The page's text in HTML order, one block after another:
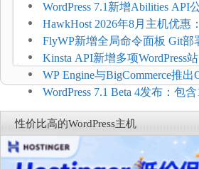
加方法
WordPress 7.1新增Abilities API
持REST API、MCP与AI代理
HawkHost 2026年8月主机优惠
$2.61/月，高性能主机同步折扣
FlyWP新增全局命令面板 Git部
方便
Kinsta API新增多项WordPress
WP Engine与BigCommerce推出
Connect：WordPress商店可保
商能力
WordPress 7.1 Beta 4发布：包
复，仅建议在测试环境体验
性价比高的WordPress主机